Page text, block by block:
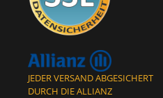
JEDER VERSAND ABGESICHERT
DURCH DIE ALLIANZ